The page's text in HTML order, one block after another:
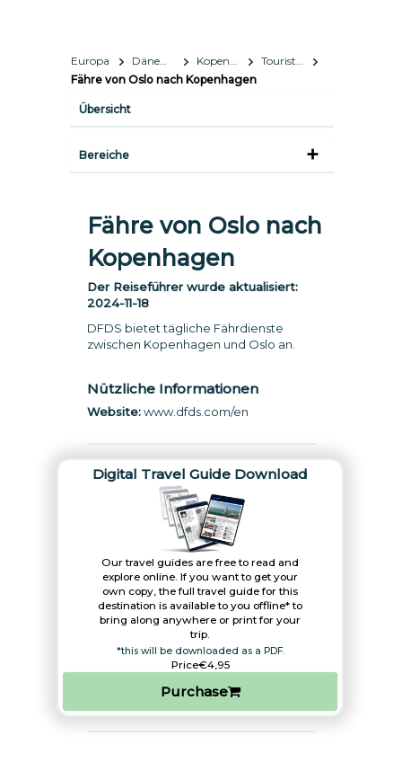
Europa Dänemark Kopenhagen
Touristeninformation
Fähre von Oslo nach Kopenhagen
Übersicht
Bereiche
Fähre von Oslo nach
Kopenhagen
Der Reiseführer wurde aktualisiert:
2024-11-18
DFDS bietet tägliche Fährdienste
zwischen Kopenhagen und Oslo an.
Nützliche Informationen
Website: www.dfds.com/en
Digital Travel Guide Download
Our travel guides are free to read and
explore online. If you want to get your
own copy, the full travel guide for this
destination is available to you offline* to
bring along anywhere or print for your
trip.​
*this will be downloaded as a PDF.
Price€4,95
Purchase